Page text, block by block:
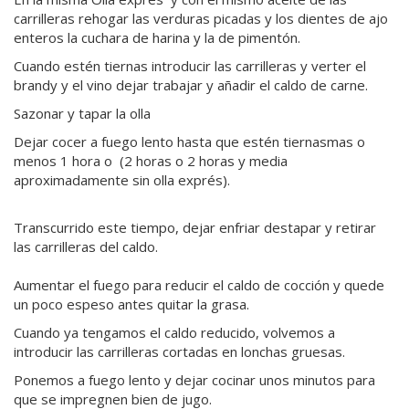
carrilleras rehogar las verduras picadas y los dientes de ajo
enteros la cuchara de harina y la de pimentón.
Cuando estén tiernas introducir las carrilleras y verter el
brandy y el vino dejar trabajar y añadir el caldo de carne.
Sazonar y tapar la olla
Dejar cocer a fuego lento hasta que estén tiernasmas o
menos 1 hora o (2 horas o 2 horas y media
aproximadamente sin olla exprés).
Transcurrido este tiempo, dejar enfriar destapar y retirar
las carrilleras del caldo.
Aumentar el fuego para reducir el caldo de cocción y quede
un poco espeso antes quitar la grasa.
Cuando ya tengamos el caldo reducido, volvemos a
introducir las carrilleras cortadas en lonchas gruesas.
Ponemos a fuego lento y dejar cocinar unos minutos para
que se impregnen bien de jugo.